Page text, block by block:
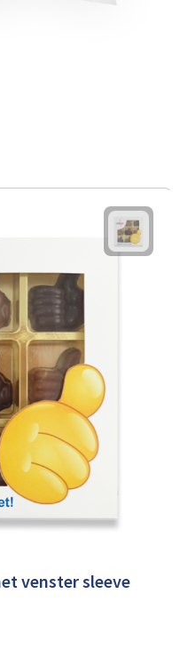
venster sleeve